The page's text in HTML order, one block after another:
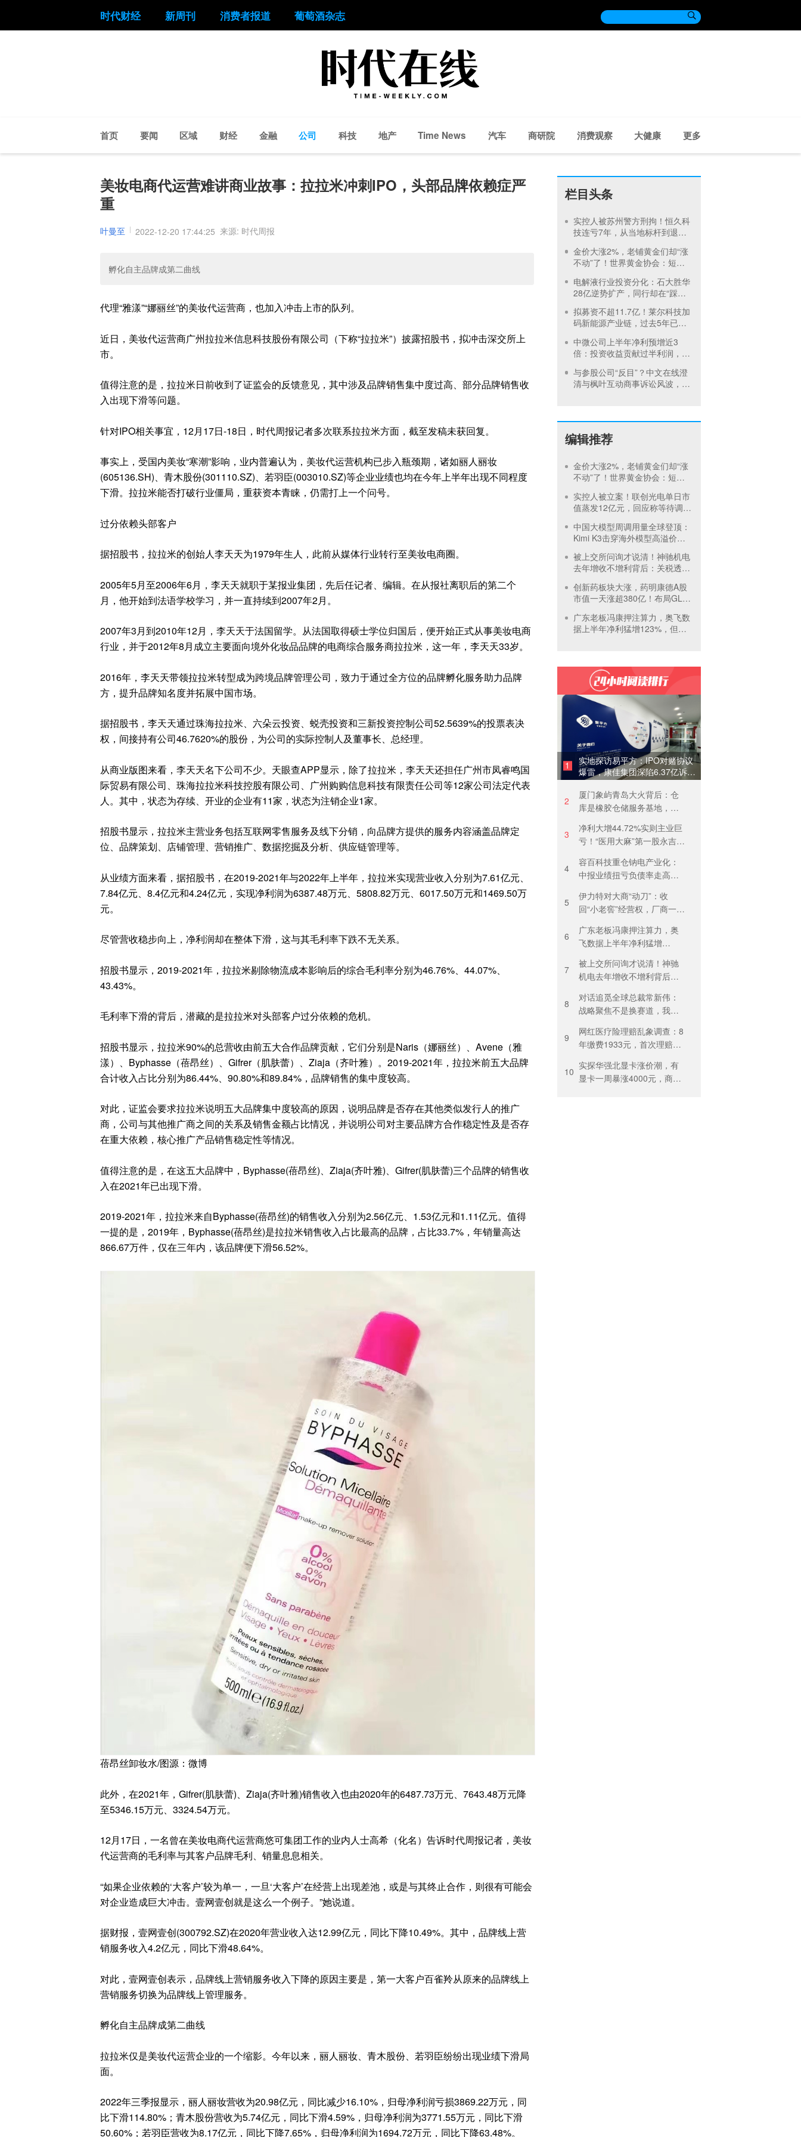
时代财经 新周刊 消费者报道 葡萄酒杂志 
首页 要闻 区域 财经 金融 公司 科技 地产 Time News 汽车 商研院 消费观察 大健康 更多
美妆电商代运营难讲商业故事：拉拉米冲刺IPO，头部品牌依赖症严
重
叶曼至 2022-12-20 17:44:25 来源: 时代周报
孵化自主品牌成第二曲线
代理“雅漾”“娜丽丝”的美妆代运营商， 也加入冲击上市的队列。
近日 ， 美妆代运营商广州拉拉米信息科技股份有限公司（下称“拉拉米”） 披露招股书 ， 拟冲击深交所上
市。
值得注意的是 ， 拉拉米日前收到了证监会的反馈意见， 其中涉及品牌销售集中度过高、 部分品牌销售收
入出现下滑等问题。
针对IPO相关事宜 ， 12月17日-18日 ， 时代周报记者多次联系拉拉米方面， 截至发稿未获回复。
事实上， 受国内美妆“寒潮”影响 ， 业内普遍认为 ， 美妆代运营机构已步入瓶颈期 ， 诸如丽人丽妆
(605136.SH)、 青木股份(301110.SZ)、 若羽臣(003010.SZ)等企业业绩也均在今年上半年出现不同程度
下滑。 拉拉米能否打破行业僵局 ， 重获资本青睐， 仍需打上一个问号。
过分依赖头部客户
据招股书，拉拉米的创始人李天天为1979年生人 ，此前从媒体行业转行至美妆电商圈。
2005年5月至2006年6月， 李天天就职于某报业集团，先后任记者、编辑。 在从报社离职后的第二个
月 ， 他开始到法语学校学习 ， 并一直持续到2007年2月。
2007年3月到2010年12月， 李天天于法国留学。 从法国取得硕士学位归国后，便开始正式从事美妆电商
行业 ，并于2012年8月成立主要面向境外化妆品品牌的电商综合服务商拉拉米， 这一年， 李天天33岁。
2016年， 李天天带领拉拉米转型成为跨境品牌管理公司 ， 致力于通过全方位的品牌孵化服务助力品牌
方， 提升品牌知名度并拓展中国市场。
据招股书 ， 李天天通过珠海拉拉米、六朵云投资、蜕壳投资和三新投资控制公司52.5639%的投票表决
权，间接持有公司46.7620%的股份，为公司的实际控制人及董事长、总经理。
从商业版图来看， 李天天名下公司不少。 天眼查APP显示，除了拉拉米，李天天还担任广州市凤睿鸣国
际贸易有限公司、珠海拉拉米科技控股有限公司、 广州购购信息科技有限责任公司等12家公司法定代表
人。 其中 ， 状态为存续、 开业的企业有11家 ， 状态为注销企业1家。
招股书显示， 拉拉米主营业务包括互联网零售服务及线下分销，向品牌方提供的服务内容涵盖品牌定
位、品牌策划、店铺管理、营销推广、数据挖掘及分析、供应链管理等。
从业绩方面来看， 据招股书 ， 在2019-2021年与2022年上半年， 拉拉米实现营业收入分别为7.61亿元、
7.84亿元、 8.4亿元和4.24亿元 ， 实现净利润为6387.48万元、 5808.82万元、 6017.50万元和1469.50万
元。
尽管营收稳步向上， 净利润却在整体下滑， 这与其毛利率下跌不无关系。
招股书显示， 2019-2021年，拉拉米剔除物流成本影响后的综合毛利率分别为46.76%、 44.07%、
43.43%。
毛利率下滑的背后， 潜藏的是拉拉米对头部客户过分依赖的危机。
招股书显示，拉拉米90%的总营收由前五大合作品牌贡献， 它们分别是Naris（娜丽丝）、 Avene（雅
漾）、 Byphasse（蓓昂丝）、 Gifrer（肌肤蕾）、 Ziaja（齐叶雅）。 2019-2021年，拉拉米前五大品牌
合计收入占比分别为86.44%、 90.80%和89.84%，品牌销售的集中度较高。
对此， 证监会要求拉拉米说明五大品牌集中度较高的原因 ， 说明品牌是否存在其他类似发行人的推广
商， 公司与其他推广商之间的关系及销售金额占比情况， 并说明公司对主要品牌方合作稳定性及是否存
在重大依赖 ， 核心推广产品销售稳定性等情况。
值得注意的是 ， 在这五大品牌中 ， Byphasse(蓓昂丝)、 Ziaja(齐叶雅)、 Gifrer(肌肤蕾)三个品牌的销售收
入在2021年已出现下滑。
2019-2021年，拉拉米来自Byphasse(蓓昂丝)的销售收入分别为2.56亿元、 1.53亿元和1.11亿元。 值得
一提的是 ， 2019年， Byphasse(蓓昂丝)是拉拉米销售收入占比最高的品牌， 占比33.7%， 年销量高达
866.67万件， 仅在三年内 ， 该品牌便下滑56.52%。
蓓昂丝卸妆水/图源：微博
此外， 在2021年， Gifrer(肌肤蕾)、 Ziaja(齐叶雅)销售收入也由2020年的6487.73万元、 7643.48万元降
至5346.15万元、 3324.54万元。
12月17日 ， 一名曾在美妆电商代运营商悠可集团工作的业内人士高希（化名） 告诉时代周报记者， 美妆
代运营商的毛利率与其客户品牌毛利、 销量息息相关。
“如果企业依赖的‘大客户’较为单一 ， 一旦‘大客户’在经营上出现差池， 或是与其终止合作， 则很有可能会
对企业造成巨大冲击。 壹网壹创就是这么一个例子。 ”她说道。
据财报 ，壹网壹创(300792.SZ)在2020年营业收入达12.99亿元，同比下降10.49%。其中，品牌线上营
销服务收入4.2亿元，同比下滑48.64%。
对此，壹网壹创表示，品牌线上营销服务收入下降的原因主要是，第一大客户百雀羚从原来的品牌线上
营销服务切换为品牌线上管理服务。
孵化自主品牌成第二曲线
拉拉米仅是美妆代运营企业的一个缩影。 今年以来， 丽人丽妆、 青木股份、 若羽臣纷纷出现业绩下滑局
面。
2022年三季报显示，丽人丽妆营收为20.98亿元，同比减少16.10%，归母净利润亏损3869.22万元，同
比下滑114.80%；青木股份营收为5.74亿元，同比下滑4.59%，归母净利润为3771.55万元，同比下滑
50.60%；若羽臣营收为8.17亿元，同比下降7.65%，归母净利润为1694.72万元，同比下降63.48%。
栏目头条
实控人被苏州警方刑拘！恒久科
技连亏7年，从当地标杆到退市
金价大涨2%，老铺黄金们却“涨
不动”了！世界黄金协会：短期
电解液行业投资分化：石大胜华
28亿逆势扩产，同行却在“踩刹
拟募资不超11.7亿！莱尔科技加
码新能源产业链，过去5年已定
中微公司上半年净利预增近3
倍：投资收益贡献过半利润，设
与参股公司“反目”？中文在线澄
清与枫叶互动商事诉讼风波，重
编辑推荐
金价大涨2%，老铺黄金们却“涨
不动”了！世界黄金协会：短期
实控人被立案！联创光电单日市
值蒸发12亿元，回应称等待调查
中国大模型周调用量全球登顶：
Kimi K3击穿海外模型高溢价壁
被上交所问询才说清！神驰机电
去年增收不增利背后：关税透支
创新药板块大涨，药明康德A股
市值一天涨超380亿！布局GLP-
广东老板冯康押注算力，奥飞数
据上半年净利猛增123%，但总
1
实地探访易平方：IPO对赌协议
爆雷，康佳集团深陷6.37亿诉讼
泥潭
2
厦门象屿青岛大火背后：仓
库是橡胶仓储服务基地，当
进行安全管理培训
3
净利大增44.72%实则主业巨
亏！“医用大麻”第一股永吉股
收益“保盈”
4
容百科技重仓钠电产业化：
中报业绩扭亏负债率走高，
5
伊力特对大商“动刀”：收
回“小老窖”经营权，厂商一体
6
广东老板冯康押注算力，奥
飞数据上半年净利猛增
元
7
被上交所问询才说清！神驰
机电去年增收不增利背后：
减
8
对话追觅全球总裁常新伟：
战略聚焦不是换赛道，我们
9
网红医疗险理赔乱象调查：8
年缴费1933元，首次理赔被
出”困住投保人
10
实探华强北显卡涨价潮，有
显卡一周暴涨4000元，商